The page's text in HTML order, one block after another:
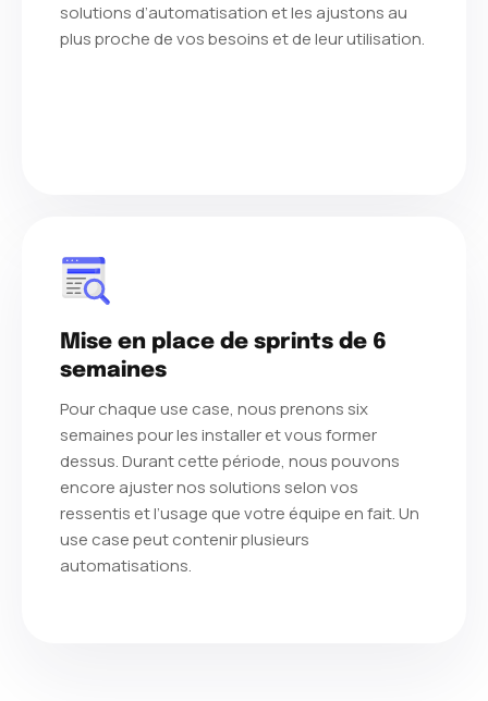
solutions d’automatisation et les ajustons au
plus proche de vos besoins et de leur utilisation.
Mise en place de sprints de 6
semaines
Pour chaque use case, nous prenons six
semaines pour les installer et vous former
dessus. Durant cette période, nous pouvons
encore ajuster nos solutions selon vos
ressentis et l’usage que votre équipe en fait. Un
use case peut contenir plusieurs
automatisations.